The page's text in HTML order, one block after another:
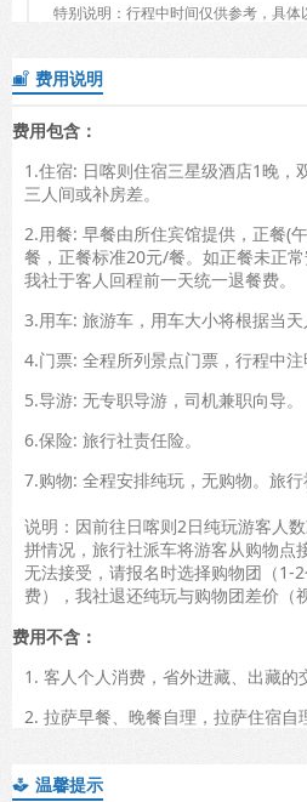
特别说明：行程中时间仅供参考，具体
 费用说明
费用包含：
1.住宿: 日喀则住宿三星级酒店1晚，
三人间或补房差。
2.用餐: 早餐由所住宾馆提供，正餐(
餐，正餐标准20元/餐。如正餐未正常
我社于客人回程前一天统一退餐费。
3.用车: 旅游车，用车大小将根据当天
4.门票: 全程所列景点门票，行程中注
5.导游: 无专职导游，司机兼职向导。
6.保险: 旅行社责任险。
7.购物: 全程安排纯玩，无购物。旅
说明：因前往日喀则2日纯玩游客人
拼情况，旅行社派车将游客从购物点
无法接受，请报名时选择购物团（1-
费），我社退还纯玩与购物团差价（
费用不含：
1. 客人个人消费，省外进藏、出藏的
2. 拉萨早餐、晚餐自理，拉萨住宿自
 温馨提示